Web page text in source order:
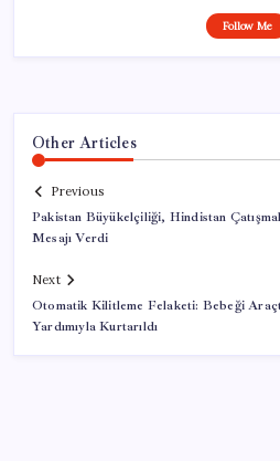
Follow Me
Other Articles
Previous
Pakistan Büyükelçiliği, Hindistan
Mesajı Verdi
Next
Otomatik Kilitleme Felaketi: Bebeği
Yardımıyla Kurtarıldı